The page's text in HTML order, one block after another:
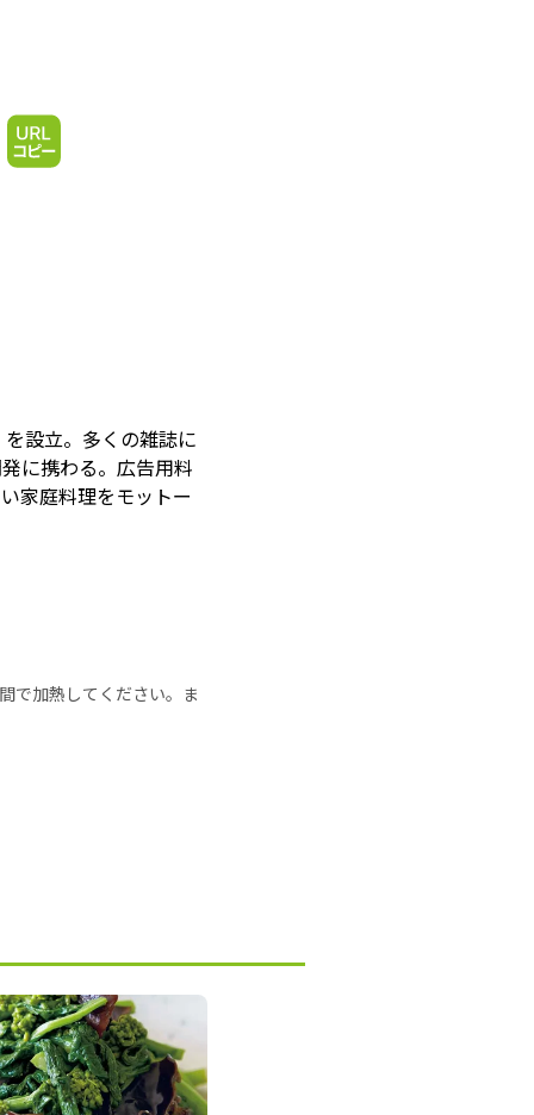
設立。多くの雑誌に
に携わる。広告用料
家庭料理をモットー
で加熱してください。ま